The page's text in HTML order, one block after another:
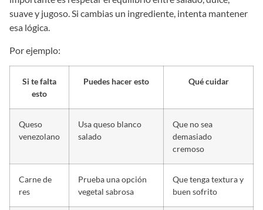
suave y jugoso. Si cambias un ingrediente, intenta mantener
esa lógica.
Por ejemplo:
Si te falta
esto
Puedes hacer esto Qué cuidar
Queso
venezolano
Usa queso blanco
salado
Que no sea
demasiado
cremoso
Carne de
res
Prueba una opción
vegetal sabrosa
Que tenga textura y
buen sofrito